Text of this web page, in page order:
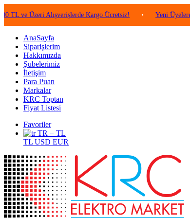
Alışverişlerde Kargo Ücretsiz! • Yeni Üyelere Özel
AnaSayfa
Siparişlerim
Hakkımızda
Şubelerimiz
İletişim
Para Puan
Markalar
KRC Toptan
Fiyat Listesi
Favoriler
TR − TL
TL USD EUR